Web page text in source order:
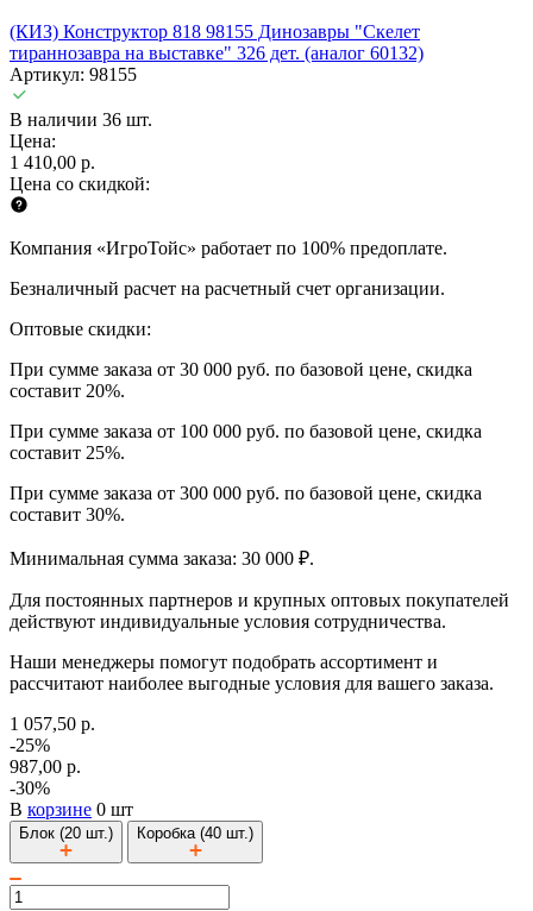
(КИЗ) Конструктор 818 98155 Динозавры "Скелет
тираннозавра на выставке" 326 дет. (аналог 60132)
Артикул: 98155
В наличии 36 шт.
Цена:
1 410,00 р.
Цена со скидкой:
Компания «ИгроТойс» работает по 100% предоплате.
Безналичный расчет на расчетный счет организации.
Оптовые скидки:
При сумме заказа от 30 000 руб. по базовой цене, скидка
составит 20%.
При сумме заказа от 100 000 руб. по базовой цене, скидка
составит 25%.
При сумме заказа от 300 000 руб. по базовой цене, скидка
составит 30%.
Минимальная сумма заказа: 30 000 ₽.
Для постоянных партнеров и крупных оптовых покупателей
действуют индивидуальные условия сотрудничества.
Наши менеджеры помогут подобрать ассортимент и
рассчитают наиболее выгодные условия для вашего заказа.
1 057,50 р.
-25%
987,00 р.
-30%
В корзине 0 шт
Блок (20 шт.) Коробка (40 шт.)